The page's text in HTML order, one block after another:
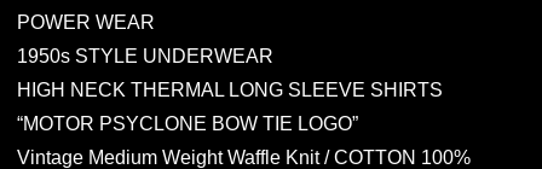
POWER WEAR
1950s STYLE UNDERWEAR
HIGH NECK THERMAL LONG SLEEVE SHIRTS
“MOTOR PSYCLONE BOW TIE LOGO”
Vintage Medium Weight Waffle Knit / COTTON 100%